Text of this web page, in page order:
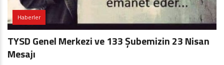
Haberler
TYSD Genel Merkezi ve 133 Şubemizin 23 Nisan
Mesajı